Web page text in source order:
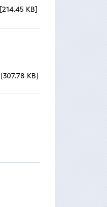
214.45 KB
307.78 KB